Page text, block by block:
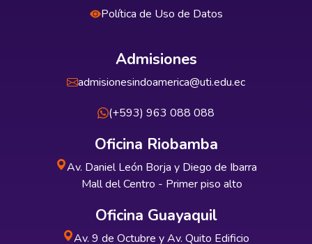
Política de Uso de Datos
Admisiones
admisionesindoamerica@uti.edu.ec
(+593) 963 088 088
Oficina Riobamba
Av. Daniel León Borja y Diego de Ibarra
Mall del Centro - Primer piso alto
Oficina Guayaquil
Av. 9 de Octubre y Av. Quito Edificio